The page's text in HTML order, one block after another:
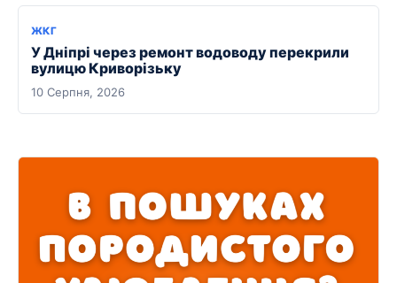
ЖКГ
У Дніпрі через ремонт водоводу перекрили
вулицю Криворізьку
10 Серпня, 2026